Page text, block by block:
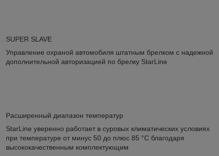
SUPER SLAVE
Управление охраной автомобиля штатным брелком с надежной
дополнительной авторизацией по брелку StarLine
Расширенный диапазон температур
StarLine уверенно работает в суровых климатических условиях
при температуре от минус 50 до плюс 85 °С благодаря
высококачественным комплектующим